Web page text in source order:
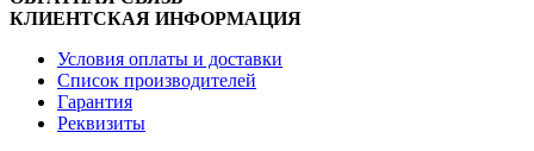
КЛИЕНТСКАЯ ИНФОРМАЦИЯ
Условия оплаты и доставки
Список производителей
Гарантия
Реквизиты